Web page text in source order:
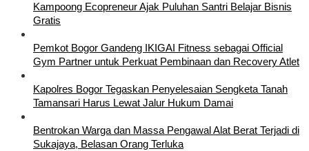
Kampoong Ecopreneur Ajak Puluhan Santri Belajar Bisnis
Gratis
Pemkot Bogor Gandeng IKIGAI Fitness sebagai Official
Gym Partner untuk Perkuat Pembinaan dan Recovery Atlet
Kapolres Bogor Tegaskan Penyelesaian Sengketa Tanah
Tamansari Harus Lewat Jalur Hukum Damai
Bentrokan Warga dan Massa Pengawal Alat Berat Terjadi di
Sukajaya, Belasan Orang Terluka